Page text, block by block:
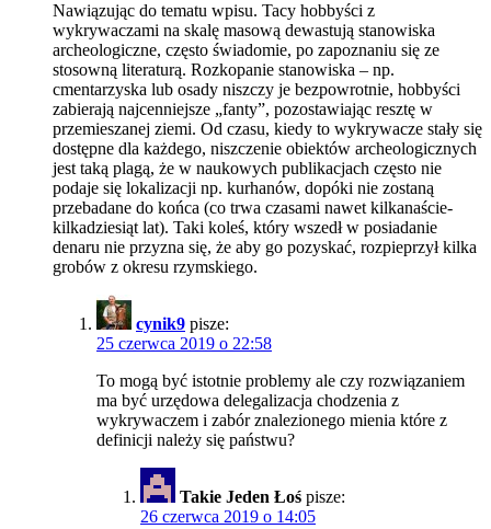
Nawiązując do tematu wpisu. Tacy hobbyści z
wykrywaczami na skalę masową dewastują stanowiska
archeologiczne, często świadomie, po zapoznaniu się ze
stosowną literaturą. Rozkopanie stanowiska – np.
cmentarzyska lub osady niszczy je bezpowrotnie, hobbyści
zabierają najcenniejsze „fanty”, pozostawiając resztę w
przemieszanej ziemi. Od czasu, kiedy to wykrywacze stały się
dostępne dla każdego, niszczenie obiektów archeologicznych
jest taką plagą, że w naukowych publikacjach często nie
podaje się lokalizacji np. kurhanów, dopóki nie zostaną
przebadane do końca (co trwa czasami nawet kilkanaście-
kilkadziesiąt lat). Taki koleś, który wszedł w posiadanie
denaru nie przyzna się, że aby go pozyskać, rozpieprzył kilka
grobów z okresu rzymskiego.
cynik9 pisze:
25 czerwca 2019 o 22:58
To mogą być istotnie problemy ale czy rozwiązaniem
ma być urzędowa delegalizacja chodzenia z
wykrywaczem i zabór znalezionego mienia które z
definicji należy się państwu?
Takie Jeden Łoś pisze:
26 czerwca 2019 o 14:05